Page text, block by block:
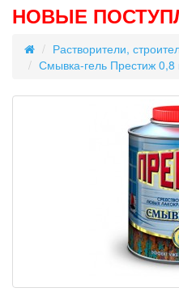
НОВЫЕ
Растворители,
Смывка-гель Престиж 0,8